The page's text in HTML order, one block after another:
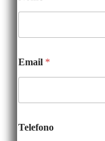
Email *
Telefono